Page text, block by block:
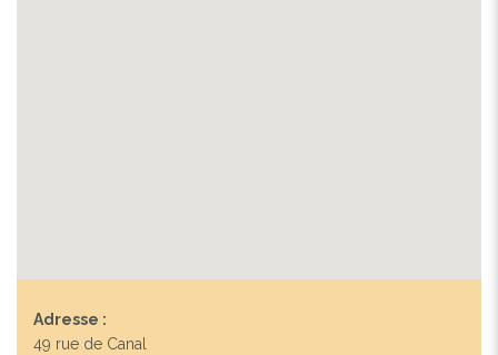
Adresse :
49 rue de Canal